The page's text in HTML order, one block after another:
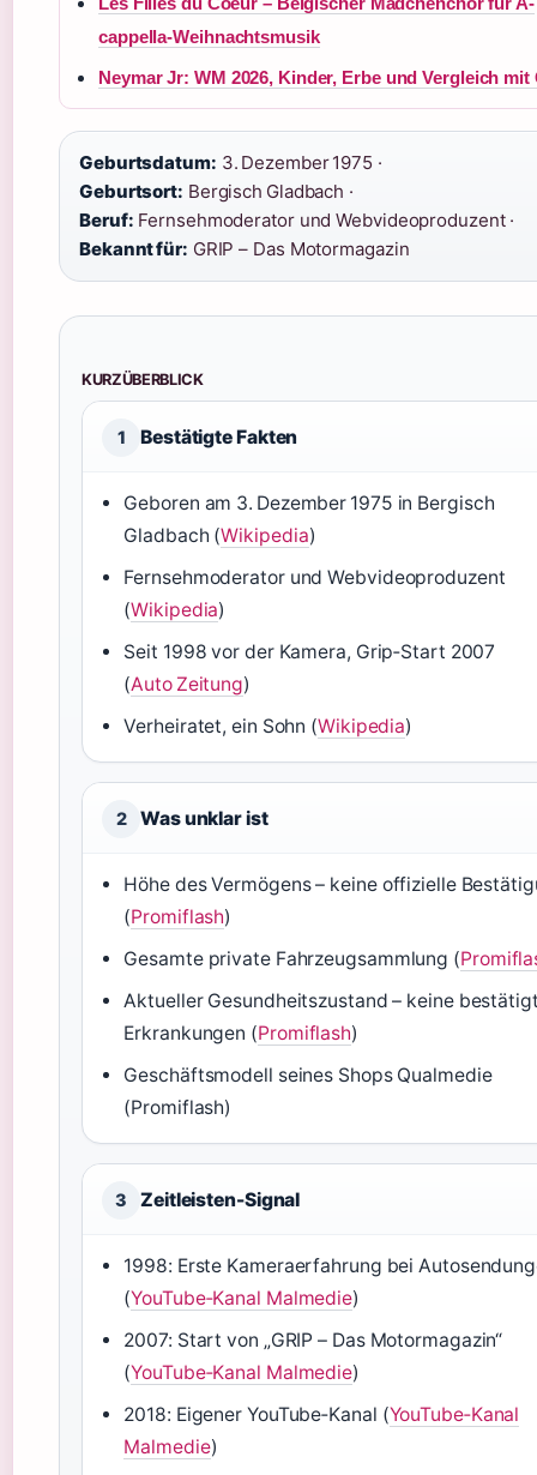
cappella-Weihnachtsmusik
Neymar Jr: WM 2026, Kinder, Erbe und Vergleich mit
Geburtsdatum: 3. Dezember 1975 ·
Geburtsort: Bergisch Gladbach ·
Beruf: Fernsehmoderator und Webvideoproduzent ·
Bekannt für: GRIP – Das Motormagazin
KURZÜBERBLICK
1 Bestätigte Fakten
Geboren am 3. Dezember 1975 in Bergisch
Gladbach (Wikipedia)
Fernsehmoderator und Webvideoproduzent
(Wikipedia)
Seit 1998 vor der Kamera, Grip‑Start 2007
(Auto Zeitung)
Verheiratet, ein Sohn (Wikipedia)
2 Was unklar ist
Höhe des Vermögens – keine offizielle
(Promiflash)
Gesamte private Fahrzeugsammlung (
Aktueller Gesundheitszustand – keine
Erkrankungen (Promiflash)
Geschäftsmodell seines Shops Qualmedie
(Promiflash)
3 Zeitleisten-Signal
1998: Erste Kameraerfahrung bei
(YouTube‑Kanal Malmedie)
2007: Start von „GRIP – Das Motormagazin“
(YouTube‑Kanal Malmedie)
2018: Eigener YouTube‑Kanal (YouTube‑Kanal
Malmedie)